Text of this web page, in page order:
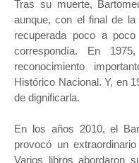
Tras su muerte,
aunque, con el final de
recuperada poco a
correspondía. En
reconocimiento
Histórico Nacional. Y, en
de dignificarla.
En los años 2010, el
provocó un
Varios libros abordaron